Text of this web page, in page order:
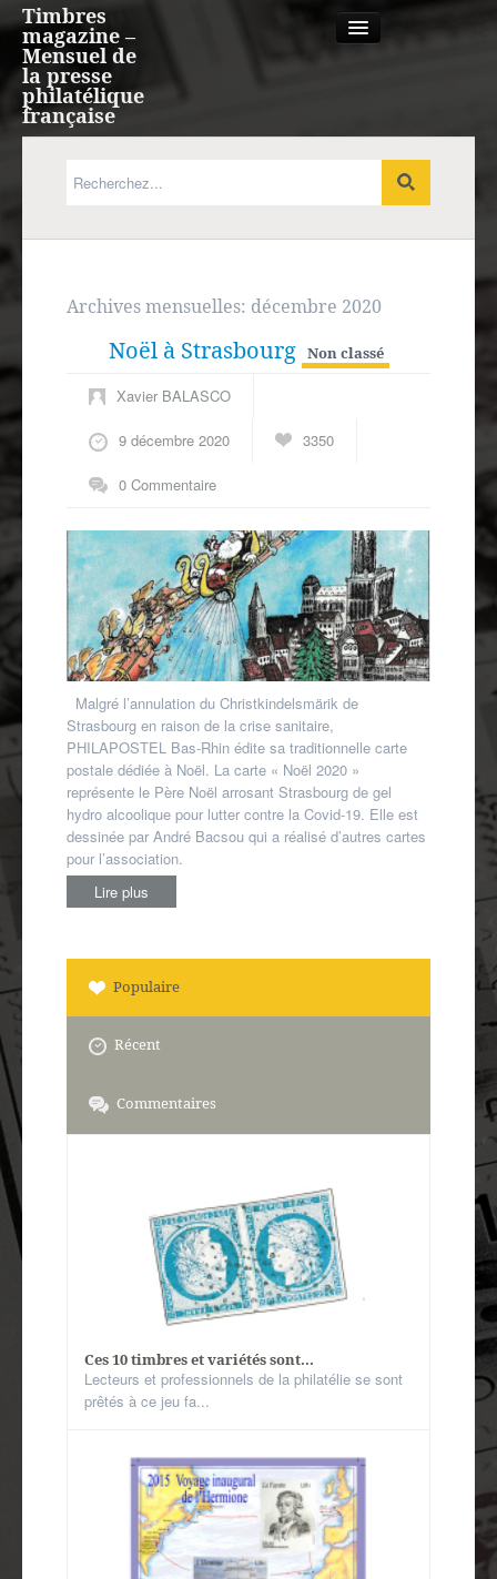
Timbres
magazine –
Mensuel de
la presse
philatélique
française
Expression française
Outre-mer
Agenda
Autres spécialités
Mon compte
Archives mensuelles: décembre 2020
Noël à Strasbourg Non classé
Xavier BALASCO
9 décembre 2020 3350
0 Commentaire
Malgré l’annulation du Christkindelsmärik de
Strasbourg en raison de la crise sanitaire,
PHILAPOSTEL Bas-Rhin édite sa traditionnelle carte
postale dédiée à Noël. La carte « Noël 2020 »
représente le Père Noël arrosant Strasbourg de gel
hydro alcoolique pour lutter contre la Covid-19. Elle est
dessinée par André Bacsou qui a réalisé d’autres cartes
pour l’association.
Lire plus
Populaire
Récent
Commentaires
Ces 10 timbres et variétés sont...
Lecteurs et professionnels de la philatélie se sont
prêtés à ce jeu fa...